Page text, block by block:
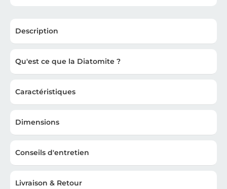
Description
Qu'est ce que la Diatomite ?
Caractéristiques
Dimensions
Conseils d'entretien
Livraison & Retour